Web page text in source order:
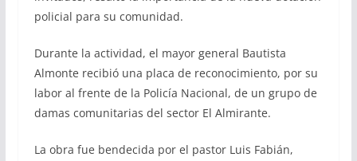
policial para su comunidad.
Durante la actividad, el mayor general Bautista
Almonte recibió una placa de reconocimiento, por su
labor al frente de la Policía Nacional, de un grupo de
damas comunitarias del sector El Almirante.
La obra fue bendecida por el pastor Luis Fabián,